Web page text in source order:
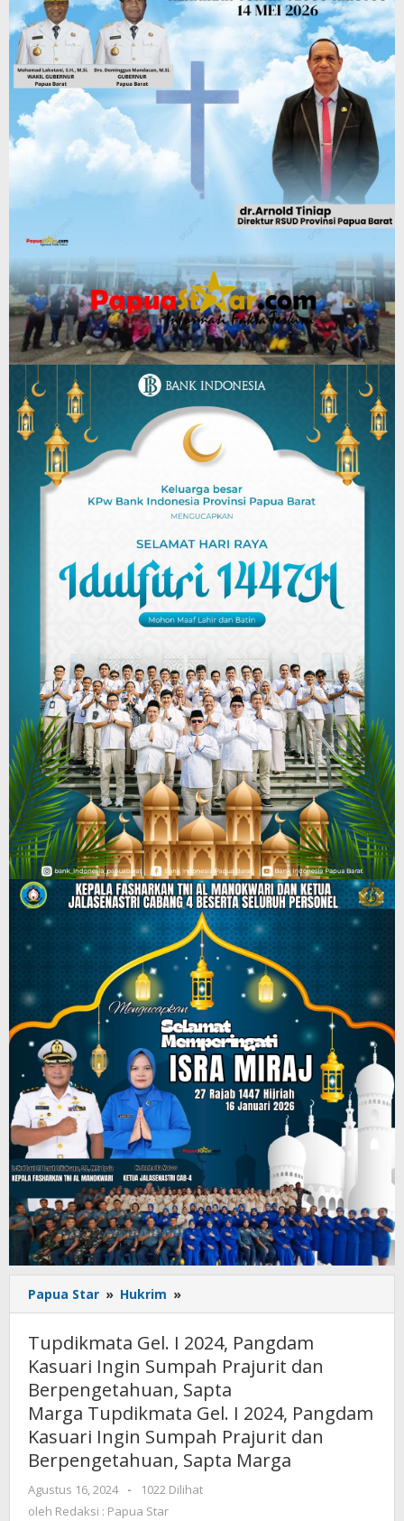
Papua Star » Hukrim »
Gel.
2024,
Pangdam
Kasuari
Ingin
Sumpah
Prajurit
dan
Berpengetahuan,
Tupdikmata Gel. I 2024, Pangdam
Kasuari Ingin Sumpah Prajurit dan
Berpengetahuan, Sapta
Marga Tupdikmata Gel. I 2024, Pangdam
Kasuari Ingin Sumpah Prajurit dan
Berpengetahuan, Sapta Marga
Agustus 16, 2024
oleh
Redaksi
-
1022 Dilihat
oleh Redaksi : Papua Star